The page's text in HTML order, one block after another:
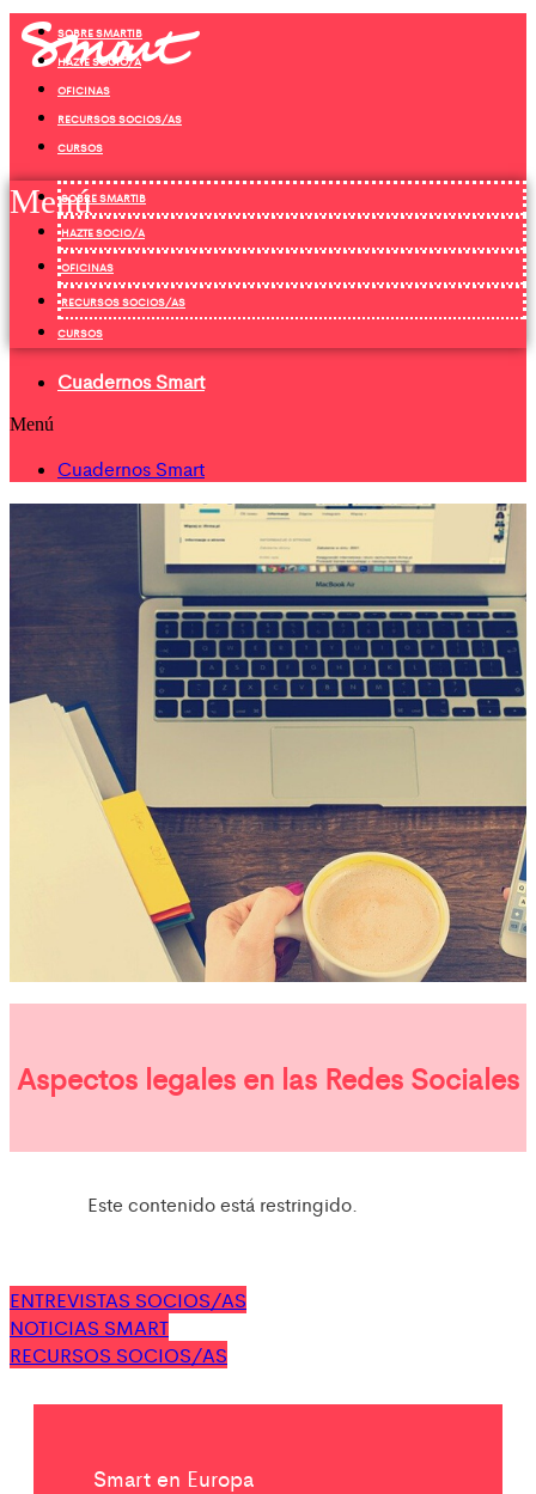
Ir
contenido
SOBRE SMARTIB
HAZTE SOCIO/A
OFICINAS
RECURSOS SOCIOS/AS
CURSOS
MenúSOBRE SMARTIB
HAZTE SOCIO/A
OFICINAS
RECURSOS SOCIOS/AS
CURSOS
Cuadernos Smart
Menú
Cuadernos Smart
Aspectos legales en las Redes Sociales
Este contenido está restringido.
ENTREVISTAS SOCIOS/AS
NOTICIAS SMART
RECURSOS SOCIOS/AS
Smart en Europa